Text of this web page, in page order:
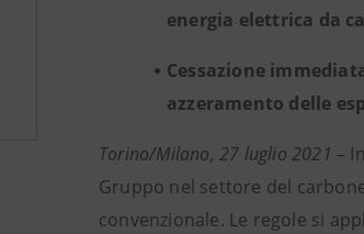
energia elettrica da
Cessazione
azzeramento delle
Torino/Milano, 27 luglio 2021 –
Gruppo nel settore del
convenzionale. Le regole si